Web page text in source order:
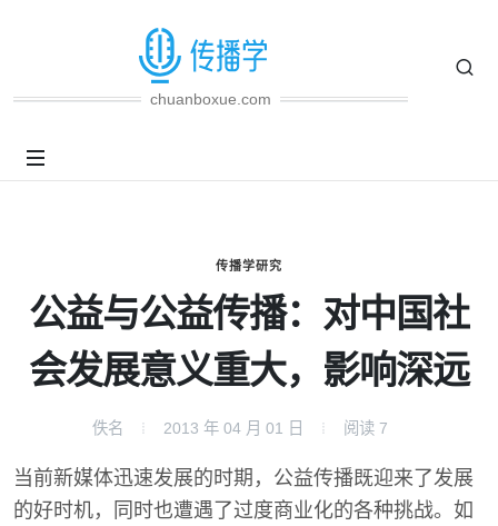
chuanboxue.com
传播学研究
公益与公益传播：对中国社
会发展意义重大，影响深远
佚名 2013 年 04 月 01 日 阅读 7
当前新媒体迅速发展的时期，公益传播既迎来了发展
的好时机，同时也遭遇了过度商业化的各种挑战。如